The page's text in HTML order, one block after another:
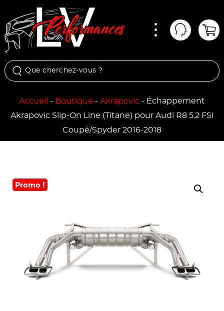
Mon
Accueil - Boutique - Akrapovic - Échappement
Akrapovic Slip-On Line (Titane) pour Audi R8 5.2 FSI
Coupé/Spyder 2016-2018
Promo !